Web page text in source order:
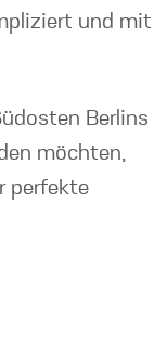
und mit
Berlins
möchten,
perfekte